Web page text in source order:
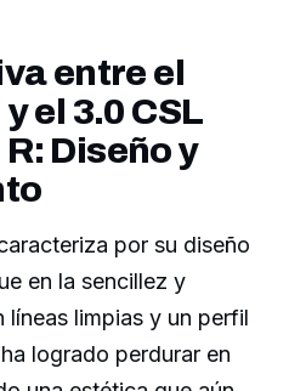
entre el
el 3.0 CSL
Diseño y
por su diseño
en la sencillez y
limpias y un perfil
logrado perdurar en